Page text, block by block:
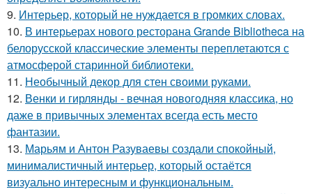
9. Интерьер, который не нуждается в громких словах.
10. В интерьерах нового ресторана Grande Bibliotheca на
белорусской классические элементы переплетаются с
атмосферой старинной библиотеки.
11. Необычный декор для стен своими руками.
12. Венки и гирлянды - вечная новогодняя классика, но
даже в привычных элементах всегда есть место
фантазии.
13. Марьям и Антон Разуваевы создали спокойный,
минималистичный интерьер, который остаётся
визуально интересным и функциональным.